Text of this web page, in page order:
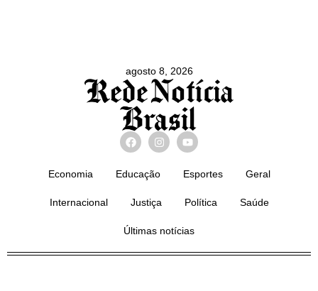
agosto 8, 2026
Economia Educação Esportes Geral
Internacional Justiça Política Saúde
Últimas notícias